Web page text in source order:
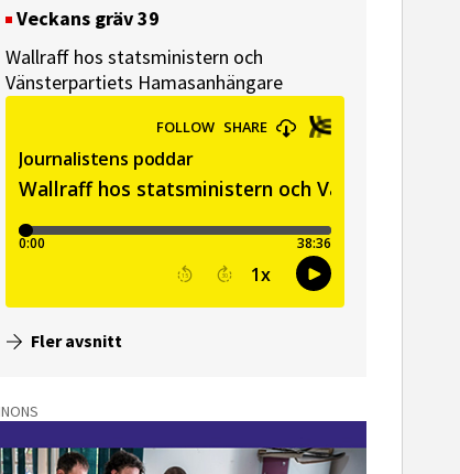
Veckans gräv 39
Wallraff hos statsministern och
Vänsterpartiets Hamasanhängare
Fler avsnitt